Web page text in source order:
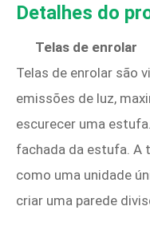
Detalhes do
Telas de enrolar
Telas de enrolar são
emissões de luz,
escurecer uma
fachada da estufa. A
como uma unidade
criar uma parede